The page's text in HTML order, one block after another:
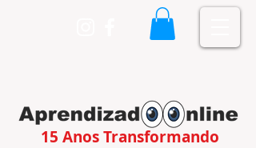
15 Anos Transformando